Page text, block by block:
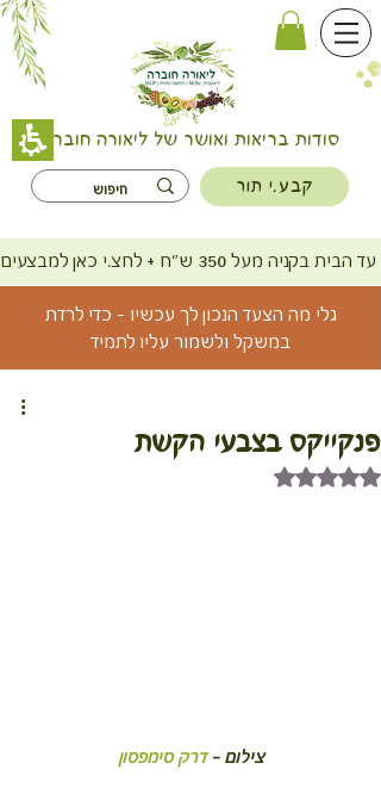
סודות בריאות ואושר של ליאורה חוברה
קבע.י תור
ש"ח + לחצ.י כאן למבצעים
גלי מה הצעד הנכון לך עכשיו - כדי לרדת
במשקל ולשמור עליו לתמיד
פנקייקס בצבעי הקשת
דירוג של NaN מתוך 5 כוכבים
צילום - דרק סימפסון